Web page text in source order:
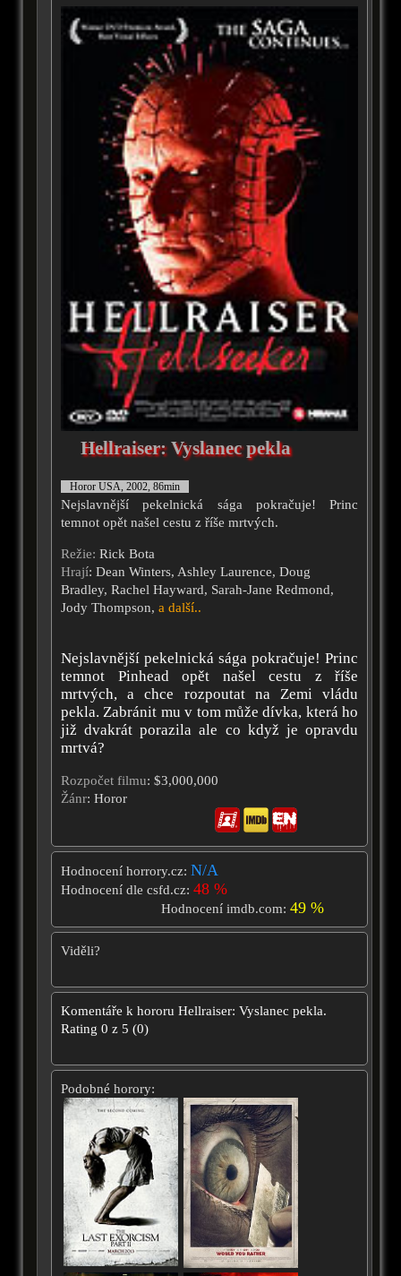
Hellraiser: Vyslanec pekla
Horor USA, 2002, 86min
Nejslavnější pekelnická sága pokračuje! Princ
temnot opět našel cestu z říše mrtvých.
Režie: Rick Bota
Hrají: Dean Winters, Ashley Laurence, Doug
Bradley, Rachel Hayward, Sarah-Jane Redmond,
Jody Thompson, a další..
Nejslavnější pekelnická sága pokračuje! Princ
temnot Pinhead opět našel cestu z říše
mrtvých, a chce rozpoutat na Zemi vládu
pekla. Zabránit mu v tom může dívka, která ho
již dvakrát porazila ale co když je opravdu
mrtvá?
Rozpočet filmu: $3,000,000
Žánr: Horor
Hodnocení horrory.cz: N/A
Hodnocení dle csfd.cz: 48 %
Hodnocení imdb.com:49 %
Viděli?
Komentáře k hororu Hellraiser: Vyslanec pekla.
Rating 0 z 5 (0)
Podobné horory: